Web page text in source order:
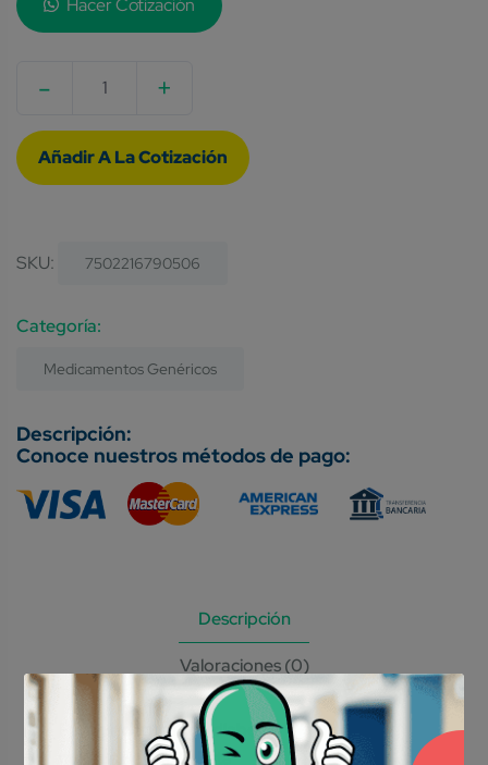
Hacer Cotización
- +
SKU: 7502216790506
Category:
Medicamentos Genéricos
Conoce nuestros métodos de pago:
Descripción
Valoraciones (0)
Para pacientes con diabetes
mellitus de tipo 2: Está